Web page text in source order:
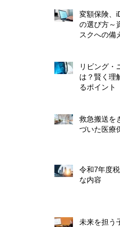
変額保険、
の選び方～
スクへの備
リビング・
は？賢く理
るポイント
救急搬送を
づいた医療
令和7年度
な内容
未来を担う